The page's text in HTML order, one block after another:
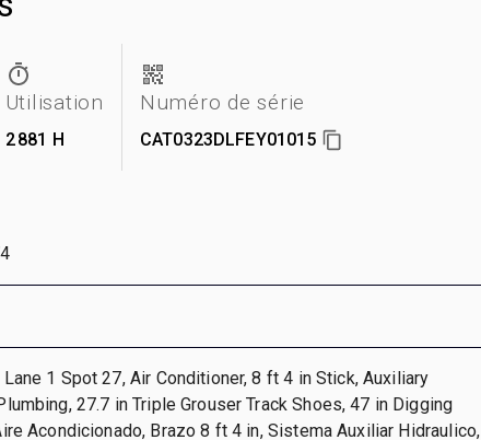
Utilisation
2 881 H
Numéro de série
CAT0323DLFEY01015
1 Spot 27, Air Conditioner, 8 ft 4 in Stick, Auxiliary
27.7 in Triple Grouser Track Shoes, 47 in Digging
Acondicionado, Brazo 8 ft 4 in, Sistema Auxiliar Hidraulico,